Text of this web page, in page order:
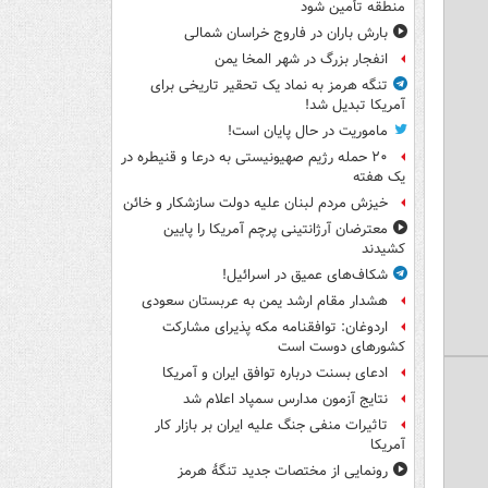
منطقه تأمین شود
بارش باران در فاروج خراسان شمالی
انفجار بزرگ در شهر المخا یمن
تنگه هرمز به نماد یک تحقیر تاریخی برای
آمریکا تبدیل شد!
ماموریت در حال پایان است!
۲۰ حمله رژیم صهیونیستی به درعا و قنیطره در
یک هفته
خیزش مردم لبنان علیه دولت سازشکار و خائن
معترضان آرژانتینی پرچم آمریکا را پایین
کشیدند
شکاف‌های عمیق در اسرائیل!
هشدار مقام ارشد یمن به عربستان سعودی
اردوغان: توافقنامه مکه پذیرای مشارکت
کشورهای دوست است
ادعای بسنت درباره توافق ایران و آمریکا
نتایج آزمون مدارس سمپاد اعلام شد
تاثیرات منفی جنگ علیه ایران بر بازار کار
آمریکا
رونمایی از مختصات جدید تنگۀ هرمز